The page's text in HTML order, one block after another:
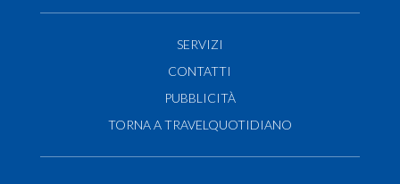
SERVIZI
CONTATTI
PUBBLICITÀ
TORNA A TRAVELQUOTIDIANO